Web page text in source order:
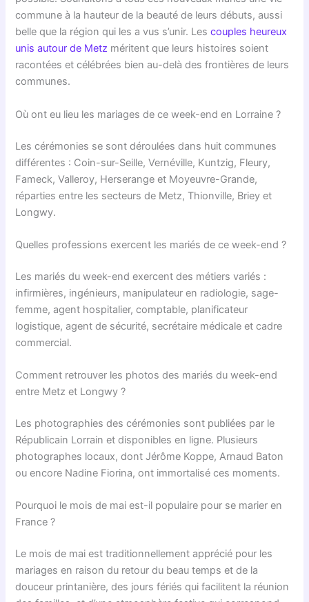
commune à la hauteur de la beauté de leurs débuts, aussi
belle que la région qui les a vus s’unir. Lescouples heureux
unis autour de Metz méritent que leurs histoires soient
racontées et célébrées bien au-delà des frontières de leurs
communes.
Où ont eu lieu les mariages de ce week-end en Lorraine ?
Les cérémonies se sont déroulées dans huit communes
différentes : Coin-sur-Seille, Vernéville, Kuntzig, Fleury,
Fameck, Valleroy, Herserange et Moyeuvre-Grande,
réparties entre les secteurs de Metz, Thionville, Briey et
Longwy.
Quelles professions exercent les mariés de ce week-end ?
Les mariés du week-end exercent des métiers variés :
infirmières, ingénieurs, manipulateur en radiologie, sage-
femme, agent hospitalier, comptable, planificateur
logistique, agent de sécurité, secrétaire médicale et cadre
commercial.
Comment retrouver les photos des mariés du week-end
entre Metz et Longwy ?
Les photographies des cérémonies sont publiées par le
Républicain Lorrain et disponibles en ligne. Plusieurs
photographes locaux, dont Jérôme Koppe, Arnaud Baton
ou encore Nadine Fiorina, ont immortalisé ces moments.
Pourquoi le mois de mai est-il populaire pour se marier en
France ?
Le mois de mai est traditionnellement apprécié pour les
mariages en raison du retour du beau temps et de la
douceur printanière, des jours fériés qui facilitent la réunion